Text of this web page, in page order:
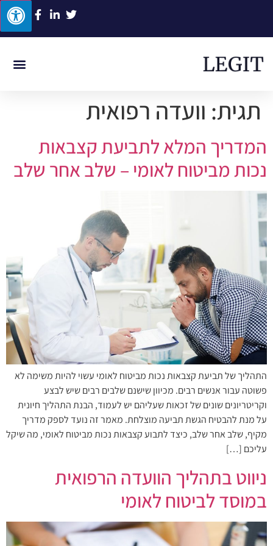
תגית: וועדה רפואית
המדריך המלא לתביעת קצבאות
נכות מביטוח לאומי – שלב אחר שלב
התהליך של תביעת קצבאות נכות מביטוח לאומי עשוי להיות משימה לא
פשוטה עבור אנשים רבים. מכיוון שישנם שלבים רבים שיש לבצע
וקריטריונים שונים של זכאות שעליהם יש לעמוד, הבנת התהליך חיונית
על מנת להבטיח הגשת תביעה מוצלחת. מאמר זה נועד לספק מדריך
מקיף, שלב אחר שלב, כיצד לתבוע קצבאות נכות מביטוח לאומי, מה שיקל
עליכם […]
ניווט בתהליך הוועדה הרפואית
במוסד לביטוח לאומי